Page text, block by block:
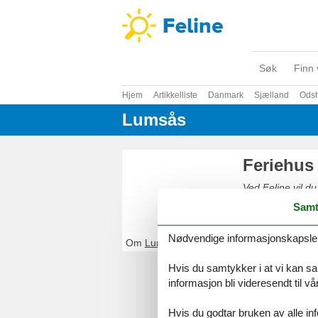
Søk Finn
Hjem Artikkelliste Danmark Sjælland
Lumsås
Ved Feline vil
enkelt og
Om LumsåsNødvendige
Hvis du samtykker i at vi kan
informasjon bli videresendt til
Hvis du godtar bruken av alle